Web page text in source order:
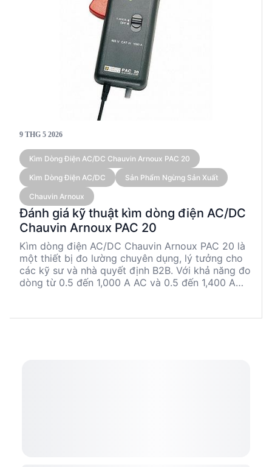
9 THG 5 2026
Kìm Dòng Điện AC/DC Chauvin Arnoux PAC 20
Kìm Dòng Điện AC/DC Sản Phẩm Ngừng Sản Xuất
Chauvin Arnoux
Đánh giá kỹ thuật kìm dòng điện AC/DC
Chauvin Arnoux PAC 20
Kìm dòng điện AC/DC Chauvin Arnoux PAC 20 là
một thiết bị đo lường chuyên dụng, lý tưởng cho
các kỹ sư và nhà quyết định B2B. Với khả năng đo
dòng từ 0.5 đến 1,000 A AC và 0.5 đến 1,400 A
xuất, PAC 20 vẫn là lựa chọn đáng tin cậy cho các